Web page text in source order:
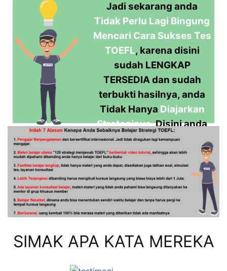
Jadi sekarang anda
Tidak Perlu Lagi Bingung
Mencari Cara Sukses Tes
TOEFL, karena disini
sudah LENGKAP
TERSEDIA dan sudah
terbukti hasilnya, anda
Tidak Hanya Diajarkan
Strateginya, Disini anda
Juga akanDilatih untukMahir
Mengerjakan Soal-soal, danDibimbing
Langsungoleh pengajar yang
berpengalaman dibidang TOEFL..
SIMAK APA KATA MEREKA